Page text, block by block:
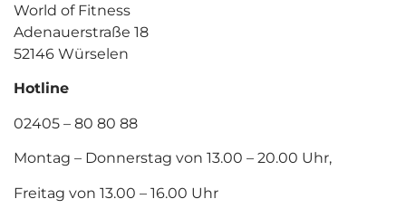
World of Fitness
Adenauerstraße 18
52146 Würselen
Hotline
02405 – 80 80 88
Montag – Donnerstag von 13.00 – 20.00 Uhr,
Freitag von 13.00 – 16.00 Uhr